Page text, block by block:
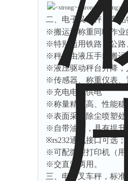
二、电子叉车秤，产品
※搬运和称重同时作业
※特别适用铁路、公路
※秤台由液压手动搬运
※液压驱动秤台升降，
※传感器、称重仪表、
※充电电池供电
※称量精度高、性能稳
※表面采用除尘喷塑处
※自带油缸，具有提升
※rs232通讯接口可选；
※可配微型打印机（用
※交直流两用。
三、电子叉车秤，标